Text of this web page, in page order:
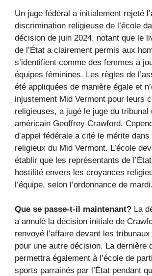
Un juge fédéral a initialement rejeté
discrimination religieuse de l’école
décision de juin 2024, notant que le
de l’État a clairement permis aux
s’identifient comme des femmes à
équipes féminines. Les règles de
été appliquées de manière égale et
injustement Mid Vermont pour leurs
religieuses, a jugé le juge du tribunal
américain Geoffrey Crawford.
d’appel fédérale a cité le mérite dans
religieux du Mid Vermont. L’école
établir que les représentants de
hostilité envers les croyances
l’équipe, selon l’ordonnance de mardi.
Que se passe-t-il maintenant? La
a annulé la décision initiale de
renvoyé l’affaire devant les
pour une autre décision. La dernière
permettra également à l’école de
sports parrainés par l’État pendant